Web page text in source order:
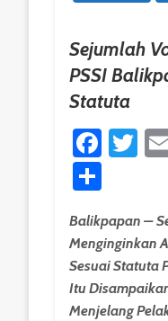
Sejumlah
PSSI
Statuta
Balikpapan –
Menginginkan
Sesuai Statuta
Itu
Menjelang